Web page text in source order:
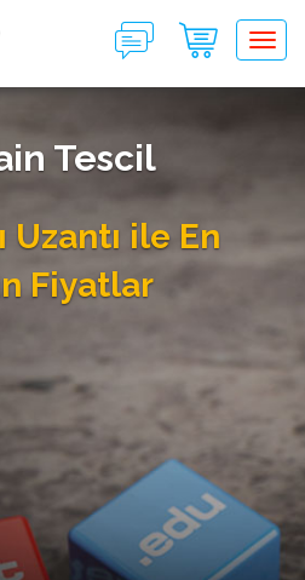
Tescil
Uzantı ile En
Fiyatlar